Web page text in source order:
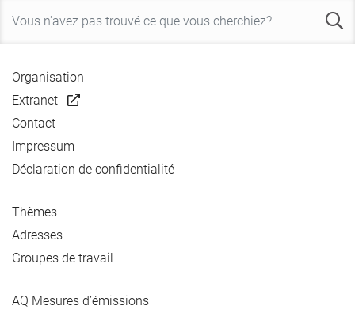
Organisation
Extranet
Contact
Impressum
Déclaration de confidentialité
Thèmes
Adresses
Groupes de travail
AQ Mesures d’émissions